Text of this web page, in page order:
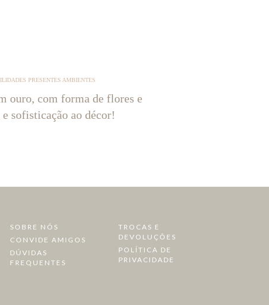
PRESENTES AMBIENTES
ouro, com forma de flores e
sofisticação ao décor!
SOBRE NÓS
CONVIDE AMIGOS
DÚVIDAS
FREQUENTES
TROCAS E
DEVOLUÇÕES
POLÍTICA DE
PRIVACIDADE